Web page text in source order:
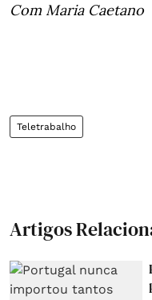
Com Maria Caetano
Teletrabalho
Artigos